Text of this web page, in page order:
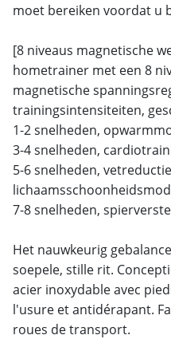
moet bereiken voordat u
[8 niveaus magnetische
hometrainer met een 8
magnetische
trainingsintensiteiten,
1-2 snelheden,
3-4 snelheden,
5-6 snelheden,
7-8 snelheden,
Het nauwkeurig
soepele, stille rit.
acier inoxydable avec
l'usure et antidérapant.
roues de transport.